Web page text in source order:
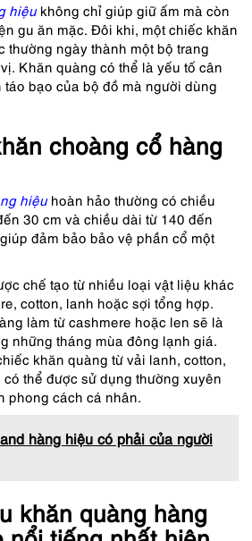
hiệukhông chỉ giúp giữ ấm mà còn
gu ăn mặc. Đôi khi, một chiếc khăn
thường ngày thành một bộ trang
Khăn quàng có thể là yếu tố cân
bạo của bộ đồ mà người dùng
choàng cổ hàng
hiệuhoàn hảo thường có chiều
30 cm và chiều dài từ 140 đến
đảm bảo bảo vệ phần cổ một
chế tạo từ nhiều loại vật liệu khác
cotton, lanh hoặc sợi tổng hợp.
làm từ cashmere hoặc len sẽ là
những tháng mùa đông lạnh giá.
khăn quàng từ vải lanh, cotton,
thể được sử dụng thường xuyên
phong cách cá nhân.
hàng hiệu có phải của người
khăn quàng hàng